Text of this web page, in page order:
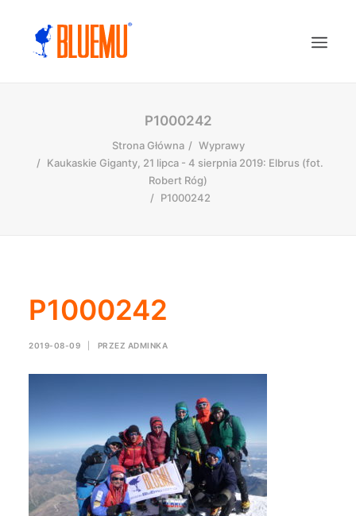
P1000242
Strona Główna
Wyprawy
Kaukaskie Giganty, 21 lipca - 4 sierpnia 2019: Elbrus (fot.
Robert Róg)
P1000242
P1000242
2019-08-09 PRZEZ ADMINKA